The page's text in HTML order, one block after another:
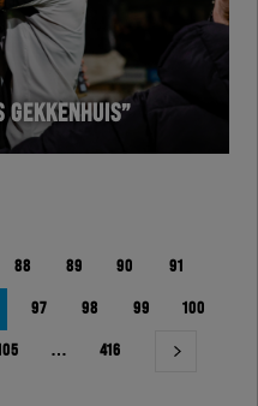
GEKKENHUIS”
88 89 90 91
97 98 99 100
… 416